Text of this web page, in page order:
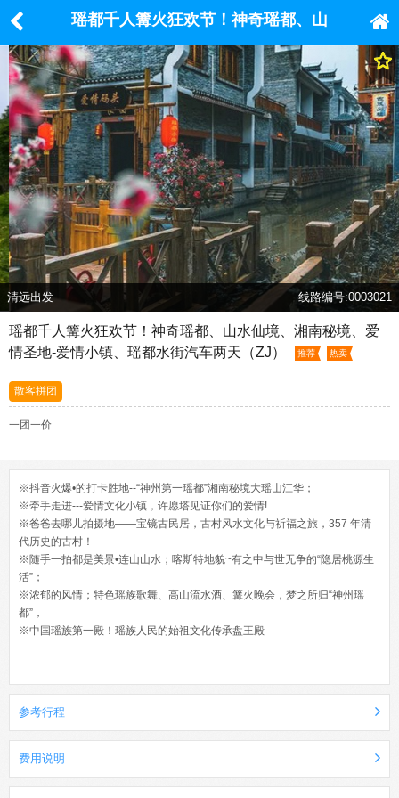
瑶都千人篝火狂欢节！神奇瑶都、山
水仙境、湘南秘境、爱情圣地-爱情小
镇、瑶都水街汽车两天（ZJ）
清远出发 线路编号:0003021
瑶都千人篝火狂欢节！神奇瑶都、山水仙境、湘南秘境、爱
情圣地-爱情小镇、瑶都水街汽车两天（ZJ）
推荐 热卖
散客拼团
一团一价
※抖音火爆•的打卡胜地--“神州第一瑶都”湘南秘境大瑶山江华；
※牵手走进---爱情文化小镇，许愿塔见证你们的爱情!
※爸爸去哪儿拍摄地——宝镜古民居，古村风水文化与祈福之旅，357 年清
代历史的古村！
※随手一拍都是美景•连山山水；喀斯特地貌~有之中与世无争的“隐居桃源生
活”；
※浓郁的风情；特色瑶族歌舞、高山流水酒、篝火晚会，梦之所归“神州瑶
都”，
※中国瑶族第一殿！瑶族人民的始祖文化传承盘王殿
参考行程
费用说明